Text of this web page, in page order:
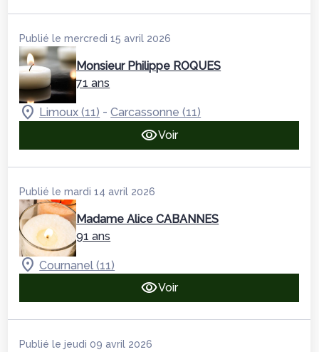
Publié le mercredi 15 avril 2026
Monsieur Philippe ROQUES
71 ans
Limoux (11) -Carcassonne (11)
Voir
Publié le mardi 14 avril 2026
Madame Alice CABANNES
91 ans
Cournanel (11)
Voir
Publié le jeudi 09 avril 2026